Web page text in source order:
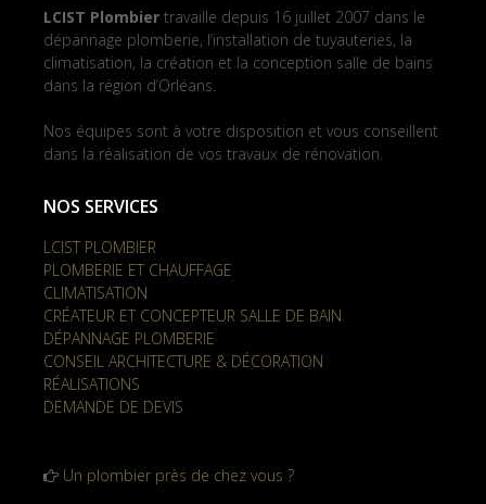
LCIST Plombier travaille depuis 16 juillet 2007 dans le
dépannage plomberie, l’installation de tuyauteries, la
climatisation, la création et la conception salle de bains
dans la région d’Orléans.
Nos équipes sont à votre disposition et vous conseillent
dans la réalisation de vos travaux de rénovation.
NOS SERVICES
LCIST PLOMBIER
PLOMBERIE ET CHAUFFAGE
CLIMATISATION
CRÉATEUR ET CONCEPTEUR SALLE DE BAIN
DÉPANNAGE PLOMBERIE
CONSEIL ARCHITECTURE & DÉCORATION
RÉALISATIONS
DEMANDE DE DEVIS
Un plombier près de chez vous ?